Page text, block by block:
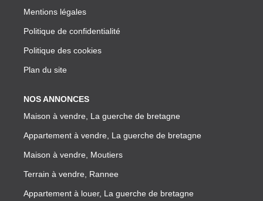
Mentions légales
Politique de confidentialité
Politique des cookies
Plan du site
NOS ANNONCES
Maison à vendre, La guerche de bretagne
Appartement à vendre, La guerche de bretagne
Maison à vendre, Moutiers
Terrain à vendre, Rannee
Appartement à louer, La guerche de bretagne